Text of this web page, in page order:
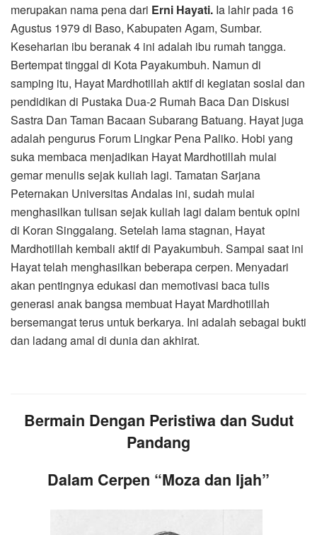
merupakan nama pena dari Erni Hayati. Ia lahir pada 16
Agustus 1979 di Baso, Kabupaten Agam, Sumbar.
Keseharian ibu beranak 4 ini adalah ibu rumah tangga.
Bertempat tinggal di Kota Payakumbuh. Namun di
samping itu, Hayat Mardhotillah aktif di kegiatan sosial dan
pendidikan di Pustaka Dua-2 Rumah Baca Dan Diskusi
Sastra Dan Taman Bacaan Subarang Batuang. Hayat juga
adalah pengurus Forum Lingkar Pena Paliko. Hobi yang
suka membaca menjadikan Hayat Mardhotillah mulai
gemar menulis sejak kuliah lagi. Tamatan Sarjana
Peternakan Universitas Andalas ini, sudah mulai
menghasilkan tulisan sejak kuliah lagi dalam bentuk opini
di Koran Singgalang. Setelah lama stagnan, Hayat
Mardhotillah kembali aktif di Payakumbuh. Sampai saat ini
Hayat telah menghasilkan beberapa cerpen. Menyadari
akan pentingnya edukasi dan memotivasi baca tulis
generasi anak bangsa membuat Hayat Mardhotillah
bersemangat terus untuk berkarya. Ini adalah sebagai bukti
dan ladang amal di dunia dan akhirat.
Bermain Dengan Peristiwa dan Sudut
Pandang
Dalam Cerpen “Moza dan Ijah”